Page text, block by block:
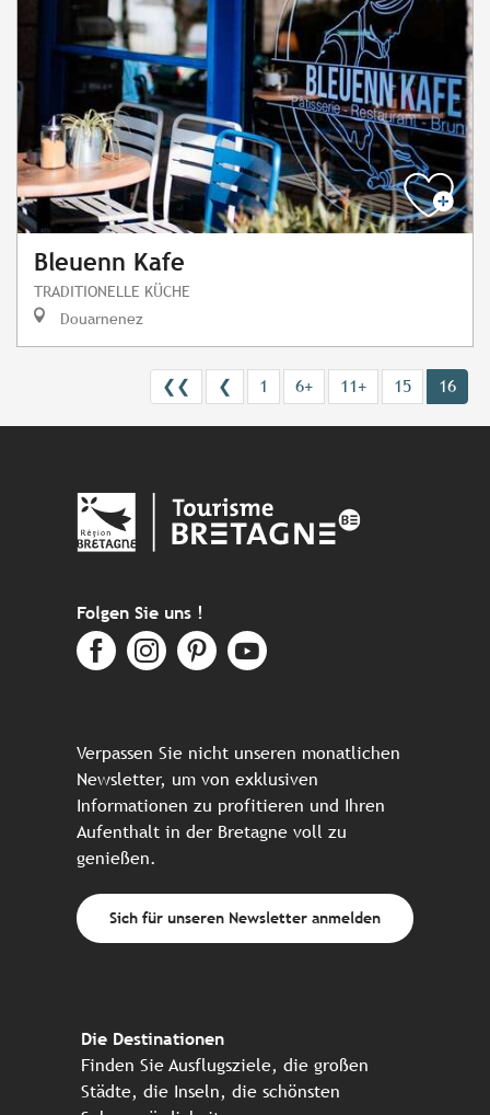
Bleuenn Kafe
TRADITIONELLE KÜCHE
Douarnenez
❮❮ ❮ 1 6+ 11+ 15 16
Folgen Sie uns !
Verpassen Sie nicht unseren monatlichen
Newsletter, um von exklusiven
Informationen zu profitieren und Ihren
Aufenthalt in der Bretagne voll zu
genießen.
Sich für unseren Newsletter anmelden
Die Destinationen
Finden Sie Ausflugsziele, die großen
Städte, die Inseln, die schönsten